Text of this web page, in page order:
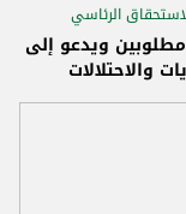
الرئاسي
ويدعو إلى
والاحتلالات